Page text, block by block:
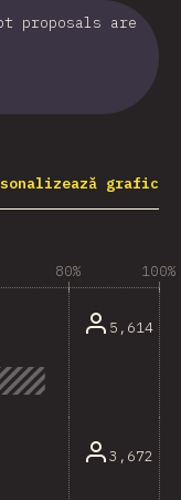
proposals are
grafic
80% 100%
5,614
3,672